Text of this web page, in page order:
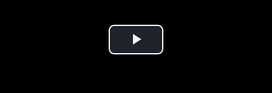
Play